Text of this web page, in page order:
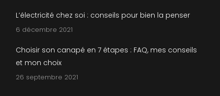
L’électricité chez soi : conseils pour bien la penser
6 décembre 2021
Choisir son canapé en 7 étapes : FAQ, mes conseils
et mon choix
26 septembre 2021